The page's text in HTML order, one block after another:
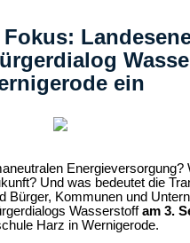
ein
Energieversorgung?
Und was bedeutet die
Bürger, Kommunen und
Wasserstoffam 3.
Harz in Wernigerode.